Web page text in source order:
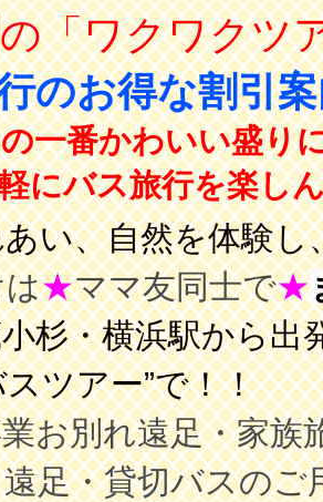
「ワクワクツ
のお得な割引
一番かわいい盛り
にバス旅行を楽し
い、自然を体験
★ママ友同士で★
杉・横浜駅から
ツアー”で！！
お別れ遠足・家
足・貸切バスの